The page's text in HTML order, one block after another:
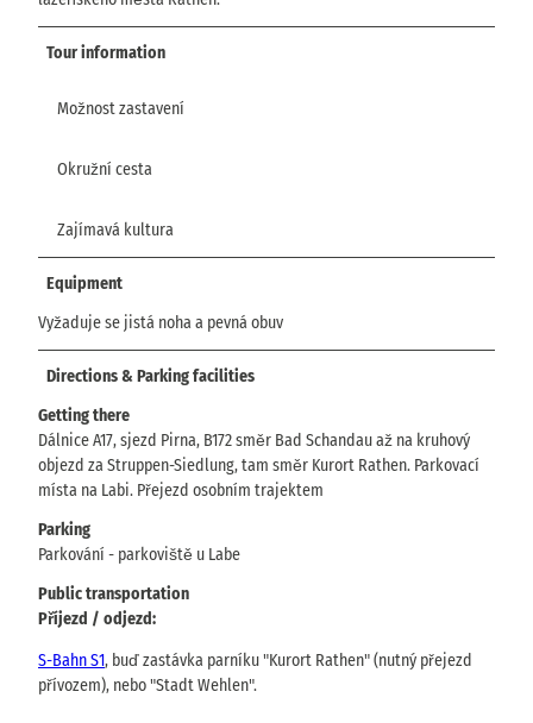
Tour information
Možnost zastavení
Okružní cesta
Zajímavá kultura
Equipment
Vyžaduje se jistá noha a pevná obuv
Directions & Parking facilities
Getting there
Dálnice A17, sjezd Pirna, B172 směr Bad Schandau až na kruhový
objezd za Struppen-Siedlung, tam směr Kurort Rathen. Parkovací
místa na Labi. Přejezd osobním trajektem
Parking
Parkování - parkoviště u Labe
Public transportation
Příjezd / odjezd:
S-Bahn S1, buď zastávka parníku "Kurort Rathen" (nutný přejezd
přívozem), nebo "Stadt Wehlen".